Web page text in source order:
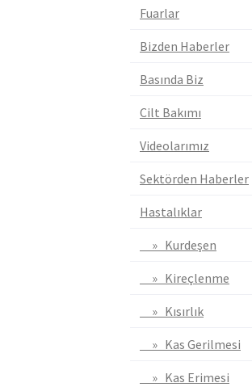
Fuarlar
Bizden Haberler
Basında Biz
Cilt Bakımı
Videolarımız
Sektörden Haberler
Hastalıklar
» Kurdeşen
» Kireçlenme
» Kısırlık
» Kas Gerilmesi
» Kas Erimesi